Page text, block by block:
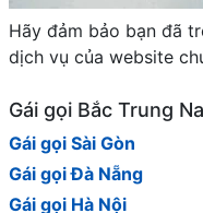
Hãy đảm bảo bạn đã
dịch vụ của website
Gái gọi Bắc Trung
Gái gọi Sài Gòn
Gái gọi Đà Nẵng
Gái gọi Hà Nội